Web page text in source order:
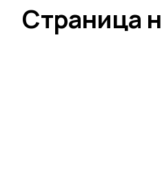
Страница